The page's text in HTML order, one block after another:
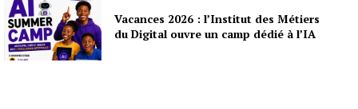
Vacances 2026 : l’Institut des Métiers
du Digital ouvre un camp dédié à l’IA